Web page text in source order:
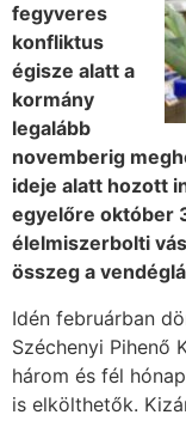
fegyveres
konfliktus
égisze alatt a
kormány
legalább
novemberig
ideje alatt hozott
egyelőre október
élelmiszerbolti
összeg a
Idén februárban
Széchenyi Pihenő
három és fél
is elkölthetők.